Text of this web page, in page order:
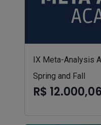
IX Meta-Analysis
Spring and Fall
R$ 12.000,06